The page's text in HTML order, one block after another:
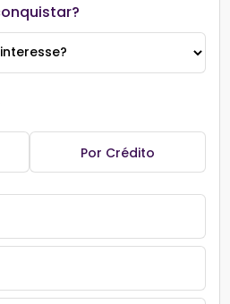
Por Crédito